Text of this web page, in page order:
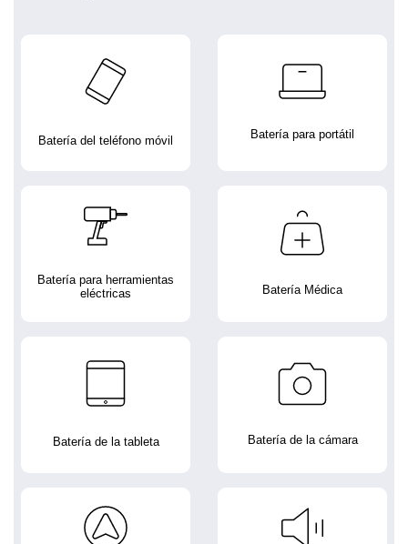
Batería del teléfono móvil Batería para portátil
Batería para herramientas
eléctricas
Batería Médica
Batería de la tableta Batería de la cámara